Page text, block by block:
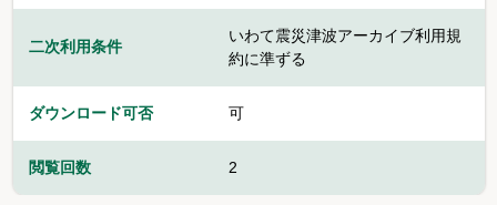
二次利用条件
いわて震災津波アーカイブ利用規
約に準ずる
ダウンロード可否 可
閲覧回数 2